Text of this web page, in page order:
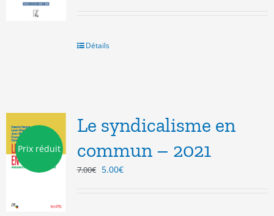
22.00€.
Détails
Prix réduit
Le syndicalisme en
commun – 2021
7.00€ Le
5.00€Le